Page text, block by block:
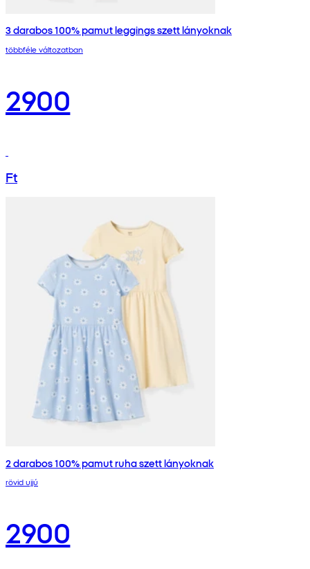
3 darabos 100% pamut leggings szett lányoknak
többféle változatban
2900
Ft
2 darabos 100% pamut ruha szett lányoknak
rövid ujjú
2900